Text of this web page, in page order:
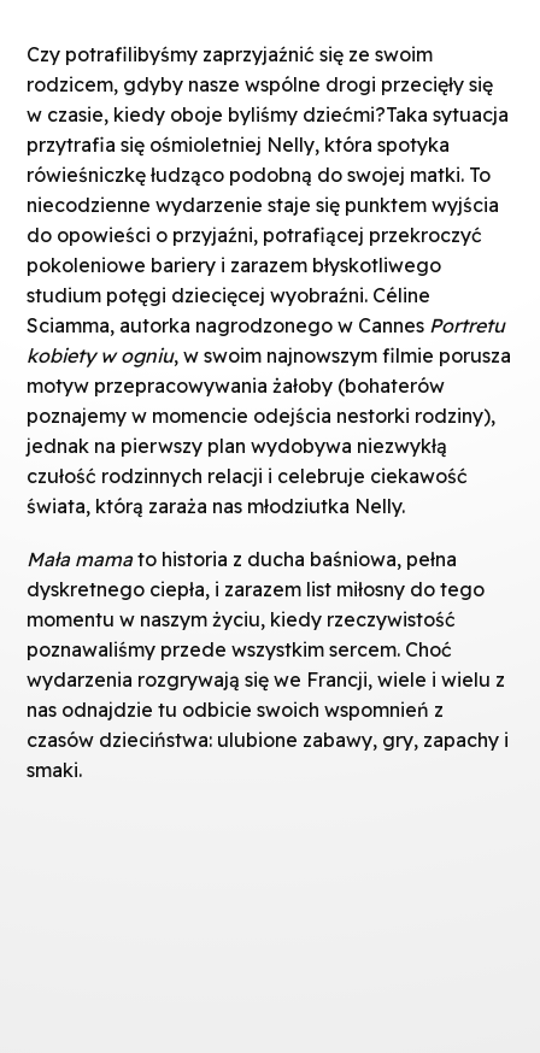
Czy potrafilibyśmy zaprzyjaźnić się ze swoim
rodzicem, gdyby nasze wspólne drogi przecięły się
w czasie, kiedy oboje byliśmy dziećmi?Taka sytuacja
przytrafia się ośmioletniej Nelly, która spotyka
rówieśniczkę łudząco podobną do swojej matki. To
niecodzienne wydarzenie staje się punktem wyjścia
do opowieści o przyjaźni, potrafiącej przekroczyć
pokoleniowe bariery i zarazem błyskotliwego
studium potęgi dziecięcej wyobraźni. Céline
Sciamma, autorka nagrodzonego w Cannes Portretu
kobiety w ogniu, w swoim najnowszym filmie porusza
motyw przepracowywania żałoby (bohaterów
poznajemy w momencie odejścia nestorki rodziny),
jednak na pierwszy plan wydobywa niezwykłą
czułość rodzinnych relacji i celebruje ciekawość
świata, którą zaraża nas młodziutka Nelly.
Mała mamato historia z ducha baśniowa, pełna
dyskretnego ciepła, i zarazem list miłosny do tego
momentu w naszym życiu, kiedy rzeczywistość
poznawaliśmy przede wszystkim sercem. Choć
wydarzenia rozgrywają się we Francji, wiele i wielu z
nas odnajdzie tu odbicie swoich wspomnień z
czasów dzieciństwa: ulubione zabawy, gry, zapachy i
smaki.